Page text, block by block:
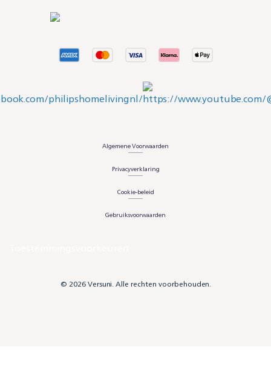
Algemene Voorwaarden
Privacyverklaring
Cookie-beleid
Gebruiksvoorwaarden
© 2026 Versuni. Alle rechten voorbehouden.